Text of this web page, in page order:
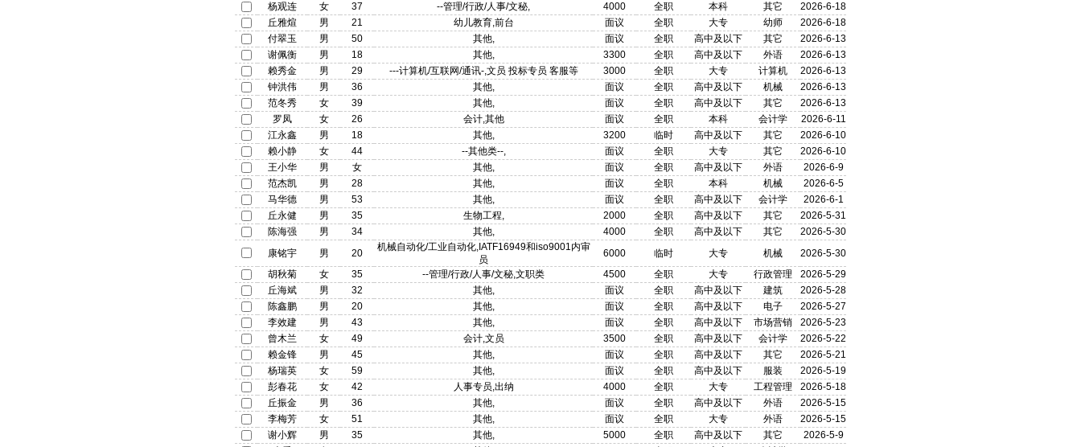
杨观连
女 37 --管理/行政/人事/文秘, 4000 全职 本科 其它
2026-6-18
丘雅煊
男 21 幼儿教育,前台 面议 全职 大专 幼师
2026-6-18
付翠玉
男 50 其他, 面议 全职 高中及以下 其它
2026-6-13
谢佩衡
男 18 其他, 3300 全职 高中及以下 外语
2026-6-13
赖秀金
男 29 ---计算机/互联网/通讯-,文员 投标专员 客服等 3000 全职 大专 计算机
2026-6-13
钟洪伟
男 36 其他, 面议 全职 高中及以下 机械
2026-6-13
范冬秀
女 39 其他, 面议 全职 高中及以下 其它
2026-6-13
罗凤
女 26 会计,其他 面议 全职 本科 会计学
2026-6-11
江永鑫
男 18 其他, 3200 临时 高中及以下 其它
2026-6-10
赖小静
女 44 --其他类--, 面议 全职 大专 其它
2026-6-10
王小华
男 女 其他, 面议 全职 高中及以下 外语
2026-6-9
范杰凯
男 28 其他, 面议 全职 本科 机械
2026-6-5
马华德
男 53 其他, 面议 全职 高中及以下 会计学
2026-6-1
丘永健
男 35 生物工程, 2000 全职 高中及以下 其它
2026-5-31
陈海强
男 34 其他, 4000 全职 高中及以下 其它
2026-5-30
康铭宇
男 20
机械自动化/工业自动化,IATF16949和iso9001内审
员
6000 临时 大专 机械
2026-5-30
胡秋菊
女 35 --管理/行政/人事/文秘,文职类 4500 全职 大专 行政管理
2026-5-29
丘海斌
男 32 其他, 面议 全职 高中及以下 建筑
2026-5-28
陈鑫鹏
男 20 其他, 面议 全职 高中及以下 电子
2026-5-27
李效建
男 43 其他, 面议 全职 高中及以下 市场营销
2026-5-23
曾木兰
女 49 会计,文员 3500 全职 高中及以下 会计学
2026-5-22
赖金锋
男 45 其他, 面议 全职 高中及以下 其它
2026-5-21
杨瑞英
女 59 其他, 面议 全职 高中及以下 服装
2026-5-19
彭春花
女 42 人事专员,出纳 4000 全职 大专 工程管理
2026-5-18
丘振金
男 36 其他, 面议 全职 高中及以下 外语
2026-5-15
李梅芳
女 51 其他, 面议 全职 大专 外语
2026-5-15
谢小辉
男 35 其他, 5000 全职 高中及以下 其它
2026-5-9